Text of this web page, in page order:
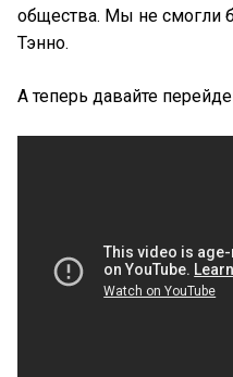
общества. Мы не смогли
Тэнно.
А теперь давайте